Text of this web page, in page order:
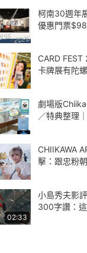
柯南30週年
優惠門票
CARD
卡牌展有陀
劇場版
／特典整理
CHIIKAWA
擊：跟忠粉
02:33
小島秀夫影
300字讚：